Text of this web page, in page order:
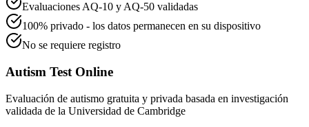
Evaluaciones AQ-10 y AQ-50 validadas
100% privado - los datos permanecen en su dispositivo
No se requiere registro
Autism Test Online
Evaluación de autismo gratuita y privada basada en investigación
validada de la Universidad de Cambridge